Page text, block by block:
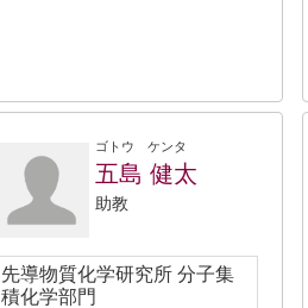
ゴトウ ケンタ
五島 健太
助教
先導物質化学研究所 分子集
積化学部門